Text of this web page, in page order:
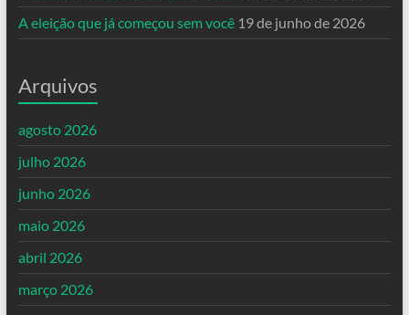
A eleição que já começou sem você 19 de junho de 2026
Arquivos
agosto 2026
julho 2026
junho 2026
maio 2026
abril 2026
março 2026